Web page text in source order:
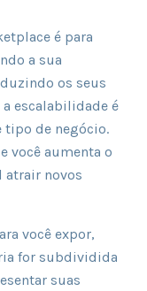
é para
a sua
os seus
escalabilidade é
tipo de negócio.
você aumenta o
atrair novos
você expor,
for subdividida
suas